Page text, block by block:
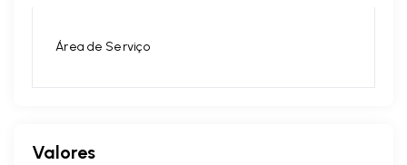
Área de Serviço
Valores